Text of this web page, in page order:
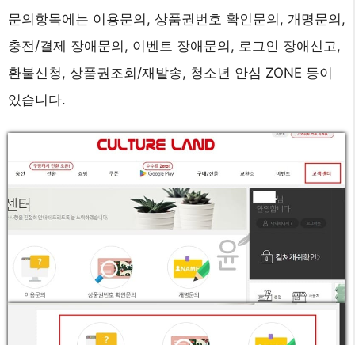
문의항목에는 이용문의, 상품권번호 확인문의, 개명문의,
충전/결제 장애문의, 이벤트 장애문의, 로그인 장애신고,
환불신청, 상품권조회/재발송, 청소년 안심 ZONE 등이
있습니다.